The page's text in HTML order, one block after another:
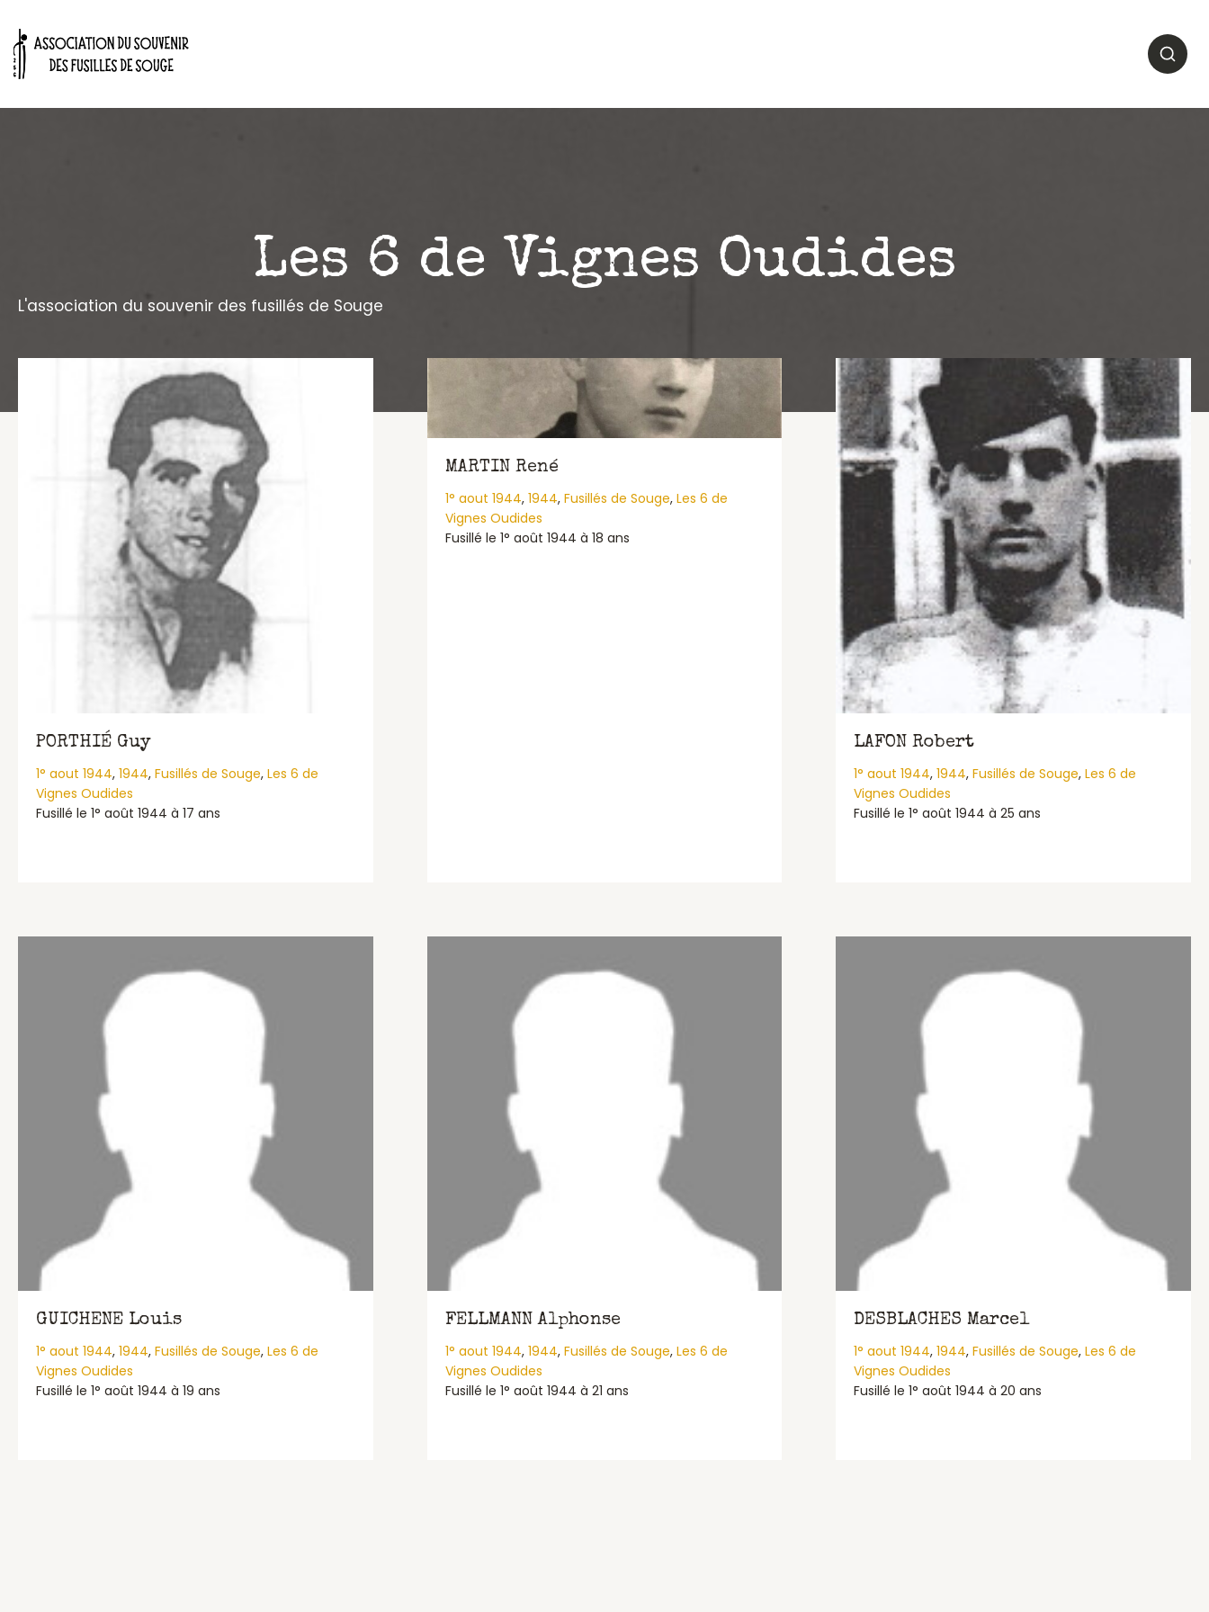
au
contenu
Les 6 de Vignes Oudides
L'association du souvenir des fusillés de Souge
PORTHIÉ Guy
1° aout 1944, 1944, Fusillés de Souge, Les 6 de
Vignes Oudides
Fusillé le 1° août 1944 à 17 ans
MARTIN René
1° aout 1944, 1944, Fusillés de Souge, Les 6 de
Vignes Oudides
Fusillé le 1° août 1944 à 18 ans
LAFON Robert
1° aout 1944,1944,Fusillés de Souge,Les 6 de
Vignes Oudides
Fusillé le 1° août 1944 à 25 ans
GUICHENE Louis
1° aout 1944, 1944, Fusillés de Souge, Les 6 de
Vignes Oudides
Fusillé le 1° août 1944 à 19 ans
FELLMANN Alphonse
1° aout 1944, 1944, Fusillés de Souge, Les 6 de
Vignes Oudides
Fusillé le 1° août 1944 à 21 ans
DESBLACHES Marcel
1° aout 1944,1944,Fusillés de Souge,Les 6 de
Vignes Oudides
Fusillé le 1° août 1944 à 20 ans